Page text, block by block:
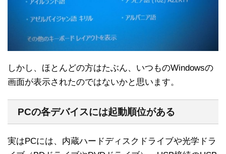
しかし、ほとんどの方はたぶん、いつものWindowsの
画面が表示されたのではないかと思います。
PCの各デバイスには起動順位がある
実はPCには、内蔵ハードディスクドライブや光学ドラ